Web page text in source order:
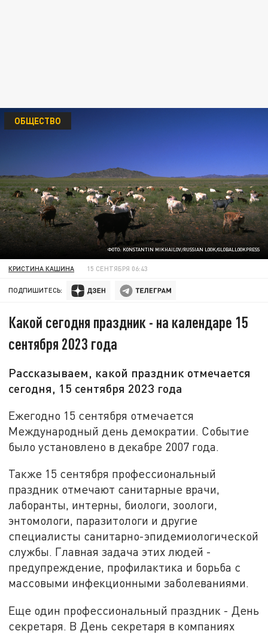
ФОТО: KONSTANTIN MIKHAILOV/RUSSIAN LOOK/GLOBALLOOKPRESS
ОБЩЕСТВО
КРИСТИНА КАШИНА 15 СЕНТЯБРЯ 06:43
ПОДПИШИТЕСЬ:
Какой сегодня праздник - на календаре 15
сентября 2023 года
Рассказываем, какой праздник отмечается
сегодня, 15 сентября 2023 года
Ежегодно 15 сентября отмечается
Международный день демократии. Событие
было установлено в декабре 2007 года.
Также 15 сентября профессиональный
праздник отмечают санитарные врачи,
лаборанты, интерны, биологи, зоологи,
энтомологи, паразитологи и другие
специалисты санитарно-эпидемиологической
службы. Главная задача этих людей -
предупреждение, профилактика и борьба с
массовыми инфекционными заболеваниями.
Еще один профессиональный праздник - День
секретаря. В День секретаря в компаниях